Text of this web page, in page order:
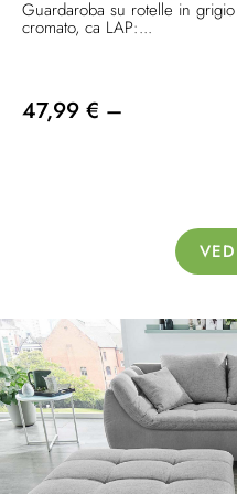
Guardaroba su rotelle in
cromato, ca LAP:...
47,99 € –